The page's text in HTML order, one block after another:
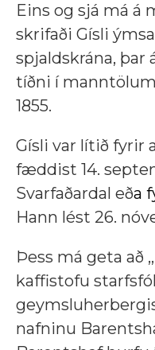
Eins og sjá má á
skrifaði Gísli
spjaldskrána, þar
tíðni í manntölum
1855.
Gísli var lítið fyrir
fæddist 14.
Svarfaðardal eða
Hann lést 26.
Þess má geta að
kaffistofu
nafninu